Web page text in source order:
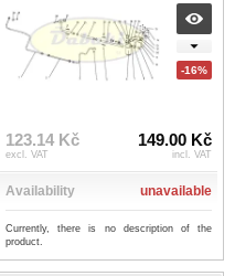
-16%
123.14 Kč
excl. VAT
149.00 Kč
incl. VAT
Availability unavailable
Currently, there is no description of the
product.